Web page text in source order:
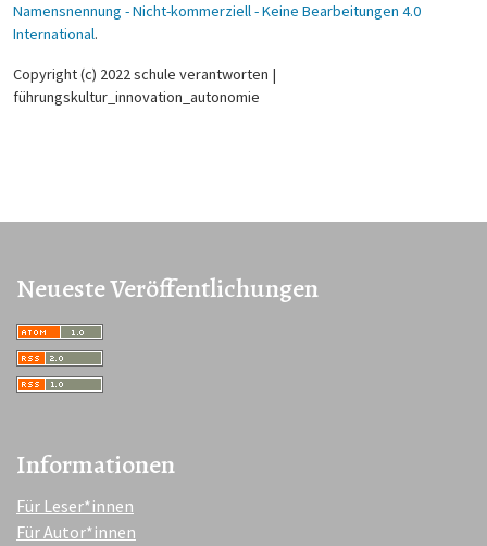
Namensnennung - Nicht-kommerziell - Keine Bearbeitungen 4.0
International.
Copyright (c) 2022 schule verantworten |
führungskultur_innovation_autonomie
Neueste Veröffentlichungen
Informationen
Für Leser*innen
Für Autor*innen